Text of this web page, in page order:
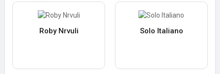
Roby Nrvuli Solo Italiano